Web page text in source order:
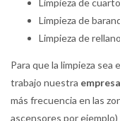
Limpieza de
Limpieza de
Limpieza de
Para que la limpieza
trabajo nuestra
más frecuencia en las
ascensores por